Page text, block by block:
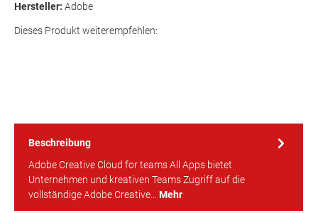
Hersteller: Adobe
Dieses Produkt weiterempfehlen:
Beschreibung
Adobe Creative Cloud for teams All Apps bietet
Unternehmen und kreativen Teams Zugriff auf die
vollständige Adobe Creative… Mehr